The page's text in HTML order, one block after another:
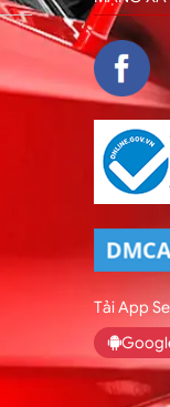
Tải App